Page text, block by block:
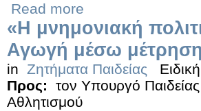
Read more
«Η μνημονιακή
Αγωγή μέσω
in Ζητήματα Παιδείας
Προς:
τον Υπουργό
Αθλητισμού